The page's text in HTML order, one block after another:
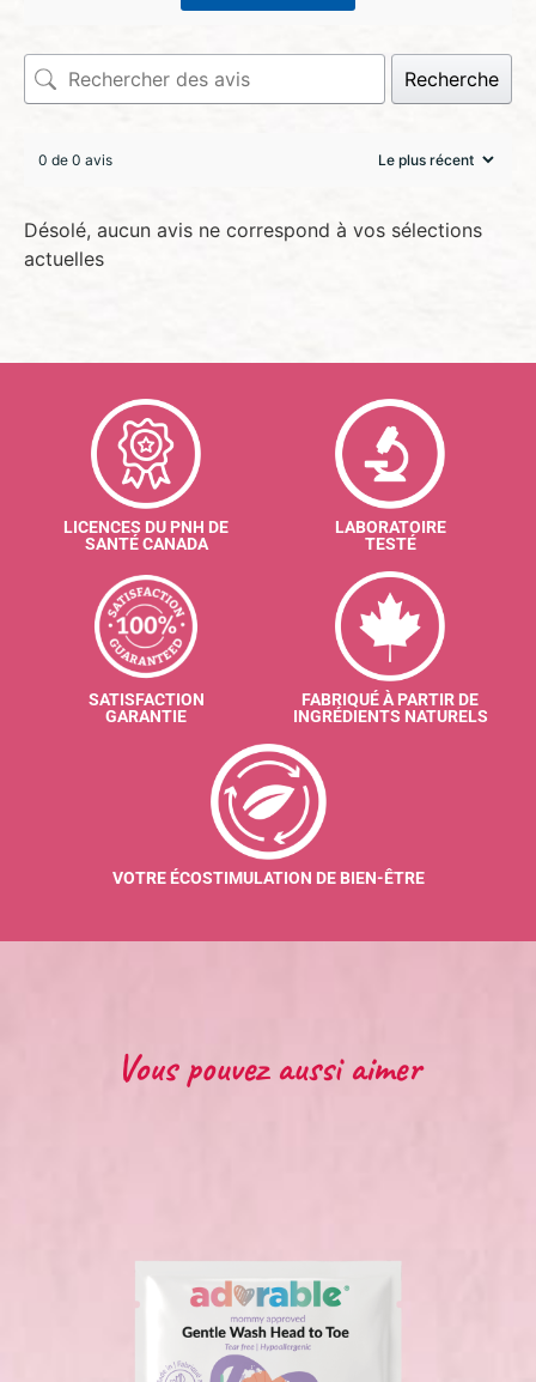
Recherche
0 de 0 avis
Désolé, aucun avis ne correspond à vos sélections
actuelles
LICENCES DU PNH DE
SANTÉ CANADA
LABORATOIRE
TESTÉ
SATISFACTION
GARANTIE
FABRIQUÉ À PARTIR DE
INGRÉDIENTS NATURELS
VOTRE ÉCOSTIMULATION DE BIEN-ÊTRE
Vous pouvez aussi aimer